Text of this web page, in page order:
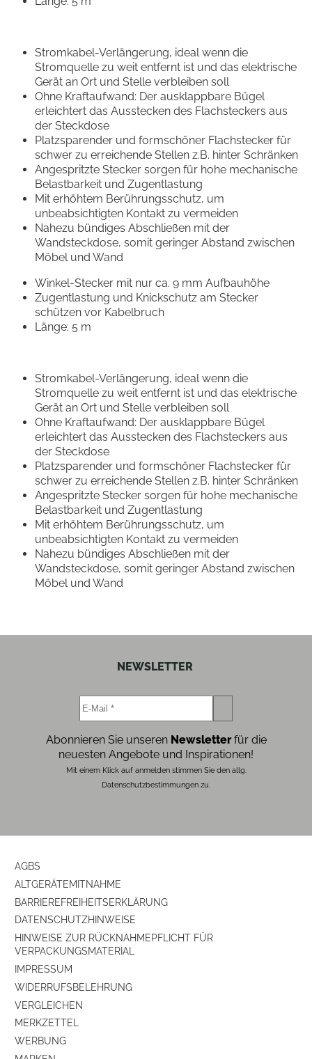
Stromkabel-Verlängerung, ideal wenn die
Stromquelle zu weit entfernt ist und das elektrische
Gerät an Ort und Stelle verbleiben soll
Ohne Kraftaufwand: Der ausklappbare Bügel
erleichtert das Ausstecken des Flachsteckers aus
der Steckdose
Platzsparender und formschöner Flachstecker für
schwer zu erreichende Stellen z.B. hinter Schränken
Angespritzte Stecker sorgen für hohe mechanische
Belastbarkeit und Zugentlastung
Mit erhöhtem Berührungsschutz, um
unbeabsichtigten Kontakt zu vermeiden
Nahezu bündiges Abschließen mit der
Wandsteckdose, somit geringer Abstand zwischen
Möbel und Wand
Winkel-Stecker mit nur ca. 9 mm Aufbauhöhe
Zugentlastung und Knickschutz am Stecker
schützen vor Kabelbruch
Länge: 5 m
Stromkabel-Verlängerung, ideal wenn die
Stromquelle zu weit entfernt ist und das elektrische
Gerät an Ort und Stelle verbleiben soll
Ohne Kraftaufwand: Der ausklappbare Bügel
erleichtert das Ausstecken des Flachsteckers aus
der Steckdose
Platzsparender und formschöner Flachstecker für
schwer zu erreichende Stellen z.B. hinter Schränken
Angespritzte Stecker sorgen für hohe mechanische
Belastbarkeit und Zugentlastung
Mit erhöhtem Berührungsschutz, um
unbeabsichtigten Kontakt zu vermeiden
Nahezu bündiges Abschließen mit der
Wandsteckdose, somit geringer Abstand zwischen
Möbel und Wand
NEWSLETTER
Abonnieren Sie unseren Newsletterfür die
neuesten Angebote und Inspirationen!
Mit einem Klick auf anmelden stimmen Sie den allg.
Datenschutzbestimmungen zu.
AGBS
ALTGERÄTEMITNAHME
BARRIEREFREIHEITSERKLÄRUNG
DATENSCHUTZHINWEISE
HINWEISE ZUR RÜCKNAHMEPFLICHT FÜR
VERPACKUNGSMATERIAL
IMPRESSUM
WIDERRUFSBELEHRUNG
VERGLEICHEN
MERKZETTEL
WERBUNG